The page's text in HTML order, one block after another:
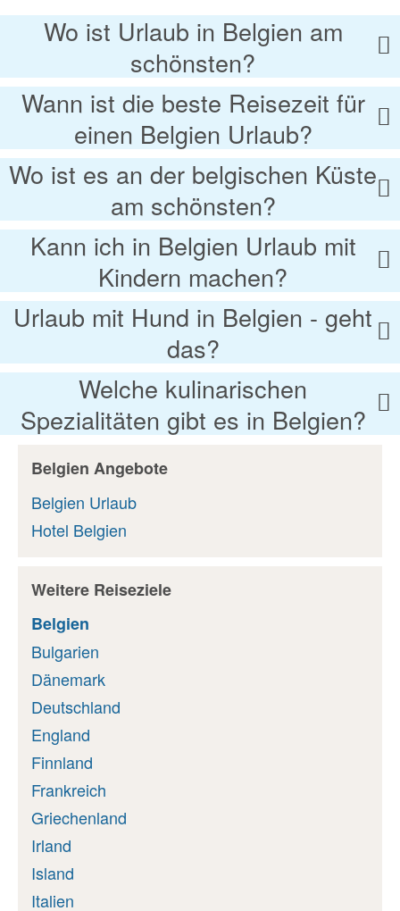
Wo ist Urlaub in Belgien am
schönsten?
Wann ist die beste Reisezeit für
einen Belgien Urlaub?
Wo ist es an der belgischen Küste
am schönsten?
Kann ich in Belgien Urlaub mit
Kindern machen?
Urlaub mit Hund in Belgien - geht
das?
Welche kulinarischen
Spezialitäten gibt es in Belgien?
Belgien Angebote
Belgien Urlaub
Hotel Belgien
Weitere Reiseziele
Belgien
Bulgarien
Dänemark
Deutschland
England
Finnland
Frankreich
Griechenland
Irland
Island
Italien